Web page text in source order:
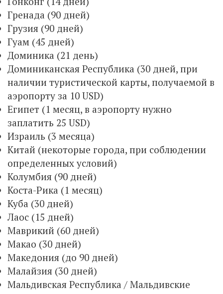
Гренада (90 дней)
Грузия (90 дней)
Гуам (45 дней)
Доминика (21 день)
Доминиканская Республика (30 дней, при
наличии туристической карты, получаемой в
аэропорту за 10 USD)
Египет (1 месяц, в аэропорту нужно
заплатить 25 USD)
Израиль (3 месяца)
Китай (некоторые города, при соблюдении
определенных условий)
Колумбия (90 дней)
Коста-Рика (1 месяц)
Куба (30 дней)
Лаос (15 дней)
Маврикий (60 дней)
Макао (30 дней)
Македония (до 90 дней)
Малайзия (30 дней)
Мальдивская Республика / Мальдивские